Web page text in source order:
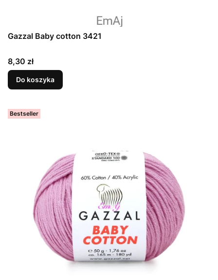
Gazzal Baby cotton 3421
Cena
8,30 zł
Do koszyka
Bestseller